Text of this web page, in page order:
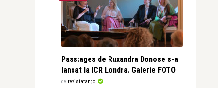
Pass:ages de Ruxandra Donose s-a
lansat la ICR Londra. Galerie FOTO
de revistatango